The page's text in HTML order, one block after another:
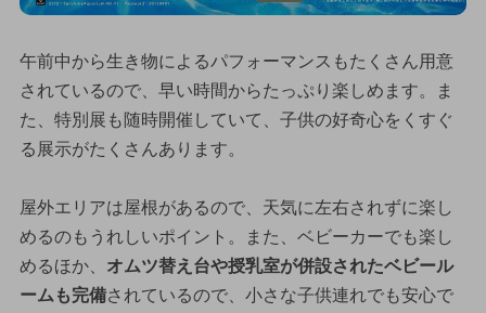
午前中から生き物によるパフォーマンスもたくさん用意
されているので、早い時間からたっぷり楽しめます。ま
た、特別展も随時開催していて、子供の好奇心をくすぐ
る展示がたくさんあります。
屋外エリアは屋根があるので、天気に左右されずに楽し
めるのもうれしいポイント。また、ベビーカーでも楽し
めるほか、 オムツ替え台や授乳室が併設されたベビール
ームも完備されているので、小さな子供連れでも安心で